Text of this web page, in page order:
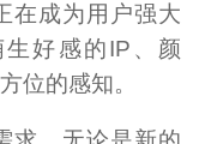
在成为用户强大
好感的IP、颜
位的感知。